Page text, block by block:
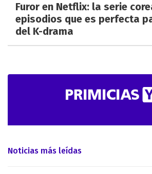
Furor en Netflix: la serie
episodios que es perfecta
del K-drama
Noticias más leídas